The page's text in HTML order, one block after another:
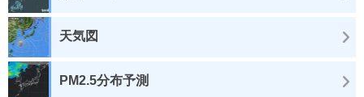
天気図
PM2.5分布予測